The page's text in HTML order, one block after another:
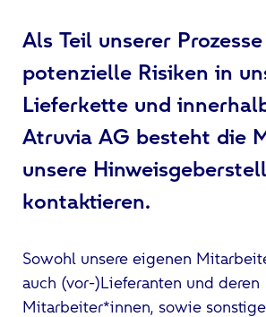
Als Teil unserer
potenzielle Risiken in
Lieferkette und
Atruvia AG besteht die
unsere
kontaktieren.
Sowohl unsere eigenen
auch (vor-)Lieferanten und deren
Mitarbeiter*innen, sowie sonstige